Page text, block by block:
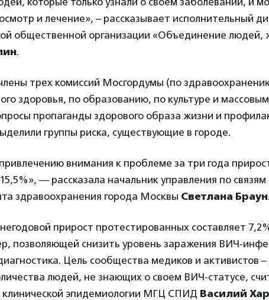
и лечение», – рассказывает исполнительный
общественной организации «Объединение
.
трех комиссий Мосгордумы (по
здоровья, по образованию, по культуре и
пропаганды здорового образа жизни и
группы риска, существующие в городе.
внимания к проблеме за три года
— рассказала начальник управления по
здравоохранения города Москвы Светлана Браун.
прирост протестированных составляет
позволяющей снизить уровень заражения ВИЧ-
Цель сообщества медиков и активистов
людей, не знающих о своем ВИЧ-статусе,
клинической эпидемиологии МГЦ СПИД Василий